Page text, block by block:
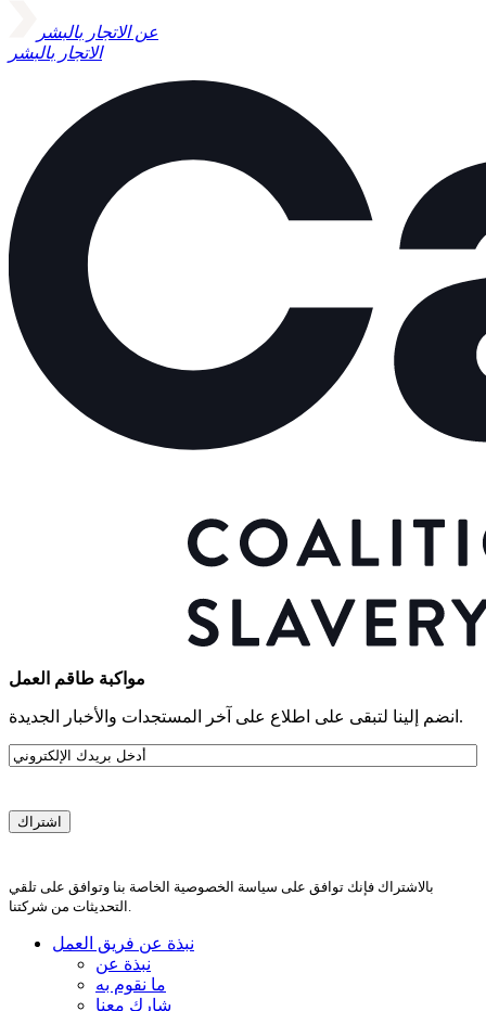
عن الاتجار بالبشر
الاتجار بالبشر
مواكبة طاقم العمل
انضم إلينا لتبقى على اطلاع على آخر المستجدات والأخبار الجديدة.
البريد
بالاشتراك فإنك توافق على سياسة الخصوصية الخاصة بنا وتوافق على تلقي
التحديثات من شركتنا.
نبذة عن فريق العمل
نبذة عن
ما نقوم به
شارك معنا